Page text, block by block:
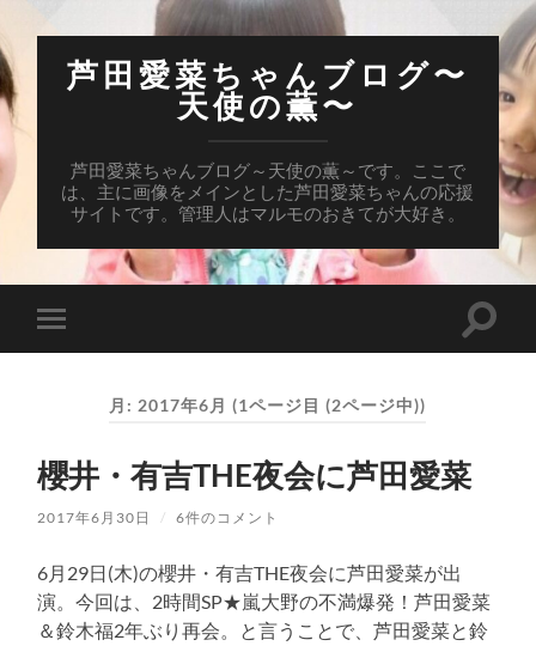
芦田愛菜ちゃんブログ〜
天使の薫〜
芦田愛菜ちゃんブログ～天使の薫～です。ここで
は、主に画像をメインとした芦田愛菜ちゃんの応援
サイトです。管理人はマルモのおきてが大好き。
モ
バ
ー
を
切
り
え
る
検
月: 2017年6月 (1ページ目 (2ページ中))
櫻井・有吉THE夜会に芦田愛菜
2017年6月30日 / 6件のコメント
6月29日(木)の櫻井・有吉THE夜会に芦田愛菜が出
演。今回は、2時間SP★嵐大野の不満爆発！芦田愛菜
＆鈴木福2年ぶり再会。と言うことで、芦田愛菜と鈴